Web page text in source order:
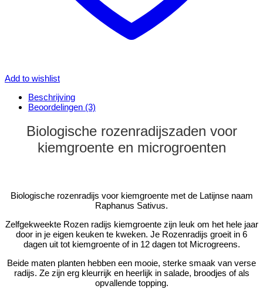
Add to wishlist
Beschrijving
Beoordelingen (3)
Biologische rozenradijszaden voor
kiemgroente en microgroenten
Biologische rozenradijs voor kiemgroente met de Latijnse naam
Raphanus Sativus.
Zelfgekweekte Rozen radijs kiemgroente zijn leuk om het hele jaar
door in je eigen keuken te kweken. Je Rozenradijs groeit in 6
dagen uit tot kiemgroente of in 12 dagen tot Microgreens.
Beide maten planten hebben een mooie, sterke smaak van verse
radijs. Ze zijn erg kleurrijk en heerlijk in salade, broodjes of als
opvallende topping.